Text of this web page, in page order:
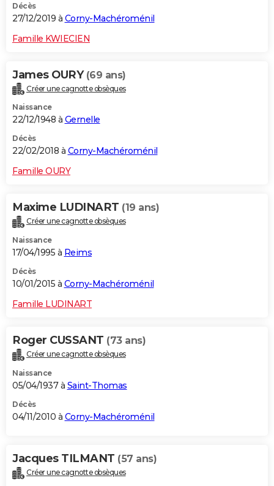
Décès
27/12/2019 à Corny-Machéroménil
Famille KWIECIEN
James OURY (69 ans)
Créer une cagnotte obsèques
Naissance
22/12/1948 à Gernelle
Décès
22/02/2018 à Corny-Machéroménil
Famille OURY
Maxime LUDINART (19 ans)
Créer une cagnotte obsèques
Naissance
17/04/1995 à Reims
Décès
10/01/2015 à Corny-Machéroménil
Famille LUDINART
Roger CUSSANT (73 ans)
Créer une cagnotte obsèques
Naissance
05/04/1937 à Saint-Thomas
Décès
04/11/2010 à Corny-Machéroménil
Jacques TILMANT (57 ans)
Créer une cagnotte obsèques